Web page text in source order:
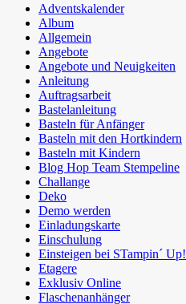
Adventskalender
Album
Allgemein
Angebote
Angebote und Neuigkeiten
Anleitung
Auftragsarbeit
Bastelanleitung
Basteln für Anfänger
Basteln mit den Hortkindern
Basteln mit Kindern
Blog Hop Team Stempeline
Challange
Deko
Demo werden
Einladungskarte
Einschulung
Einsteigen bei STampin´ Up!
Etagere
Exklusiv Online
Flaschenanhänger